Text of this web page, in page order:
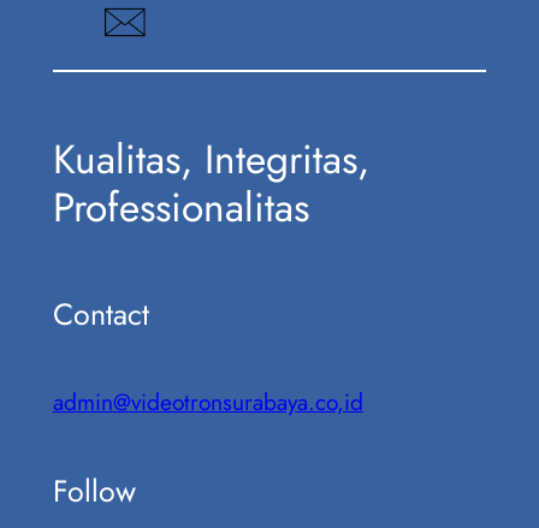
Kualitas, Integritas,
Professionalitas
Contact
admin@videotronsurabaya.co,id
Follow